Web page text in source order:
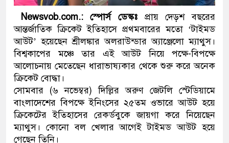
যেকোনো সময় বেনজীরের
নেতৃত্ব ও গণতন্ত্রের মূর্তমান
যে ভাবে ডেভিড ইমনের কাছে
‘আজহার খান’
অবৈধ বিদেশি পিস্তল,
জড়িত কিশোর গ্যাংয়ের চার শিশু
Newsvob.com.: স্পোর্স ডেস্কঃ প্রায় দেড়শ বছরের
আন্তর্জাতিক ক্রিকেট ইতিহাসে প্রথমবারের মতো ‘টাইমড
আউট’ হয়েছেন শ্রীলঙ্কার অলরাউন্ডার অ্যাঞ্জেলো ম্যাথুস।
বিশ্বকাপের মঞ্চে তার এই আউট নিয়ে পক্ষে-বিপক্ষে
আলোচনায় মেতেছেন ধারাভাষ্যকার থেকে শুরু করে অনেক
ক্রিকেট বোদ্ধা।
সোমবার (৬ নভেম্বর) দিল্লির অরুণ জেটলি স্টেডিয়ামে
বাংলাদেশের বিপক্ষে ইনিংসের ২৫তম ওভারে আউট হয়ে
ক্রিকেটের ইতিহাসের রেকর্ডবুকে জায়গা করে নিয়েছেন
ম্যাথুস। কোনো বল খেলার আগেই টাইমড আউট হয়ে
গেছেন তিনি।